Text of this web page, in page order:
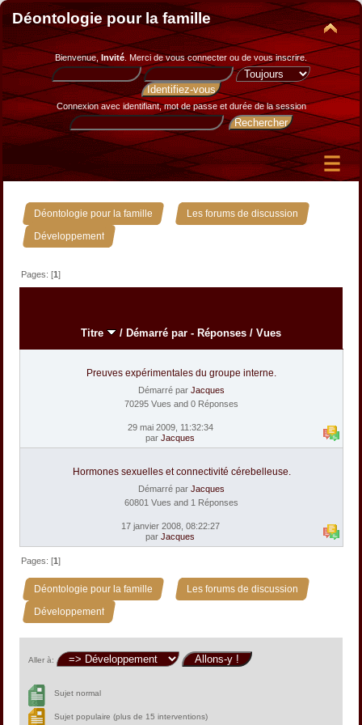
Déontologie pour la famille
Bienvenue, Invité. Merci devous connecter ou de vous inscrire.
Connexion avec identifiant, mot de passe et durée de la session
Déontologie pour la famille » Les forums de discussion »
Développement
Pages: [1]
Titre / Démarré par - Réponses / Vues
Preuves expérimentales du groupe interne.
Démarré par Jacques
70295 Vues and 0 Réponses
29 mai 2009, 11:32:34
par Jacques
Hormones sexuelles et connectivité cérebelleuse.
Démarré par Jacques
60801 Vues and 1 Réponses
17 janvier 2008, 08:22:27
par Jacques
Pages: [1]
Déontologie pour la famille » Les forums de discussion »
Développement
Aller à:
Sujet normal
Sujet populaire (plus de 15 interventions)